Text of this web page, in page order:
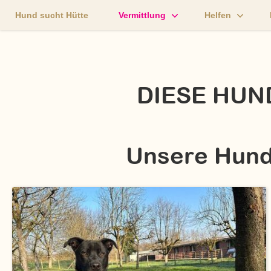
Hund sucht Hütte Vermittlung Helfen
DIESE
Unsere